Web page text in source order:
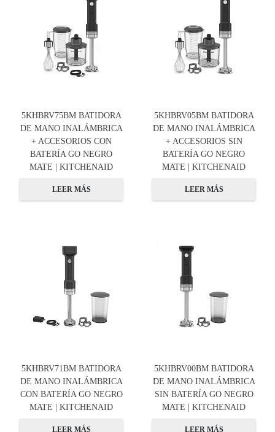
5KHBRV75BM BATIDORA
DE MANO INALÁMBRICA
+ ACCESORIOS CON
BATERÍA GO NEGRO
MATE | KITCHENAID
LEER MÁS
5KHBRV05BM BATIDORA
DE MANO INALÁMBRICA
+ ACCESORIOS SIN
BATERÍA GO NEGRO
MATE | KITCHENAID
LEER MÁS
5KHBRV71BM BATIDORA
DE MANO INALÁMBRICA
CON BATERÍA GO NEGRO
MATE | KITCHENAID
LEER MÁS
5KHBRV00BM BATIDORA
DE MANO INALÁMBRICA
SIN BATERÍA GO NEGRO
MATE | KITCHENAID
LEER MÁS